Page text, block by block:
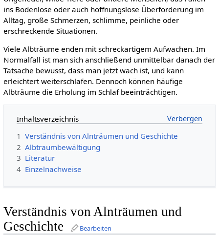
ins Bodenlose oder auch hoffnungslose Überforderung im
Alltag, große Schmerzen, schlimme, peinliche oder
erschreckende Situationen.
Viele Albträume enden mit schreckartigem Aufwachen. Im
Normalfall ist man sich anschließend unmittelbar danach der
Tatsache bewusst, dass man jetzt wach ist, und kann
erleichtert weiterschlafen. Dennoch können häufige
Albträume die Erholung im Schlaf beeinträchtigen.
Inhaltsverzeichnis
1 Verständnis von Alnträumen und Geschichte
2 Albtraumbewältigung
3 Literatur
4 Einzelnachweise
Verständnis von Alnträumen und
Geschichte
Bearbeiten